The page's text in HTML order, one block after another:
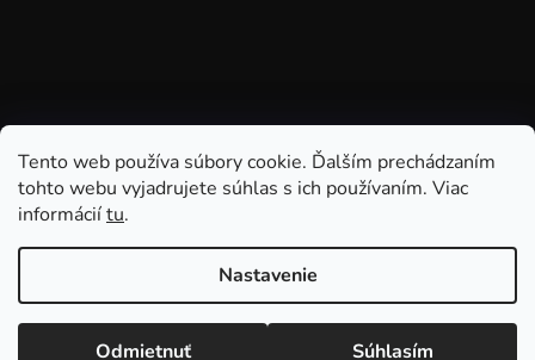
Tento web používa súbory cookie. Ďalším prechádzaním
tohto webu vyjadrujete súhlas s ich používaním. Viac
informáciítu.
Nastavenie
Odmietnuť Súhlasím